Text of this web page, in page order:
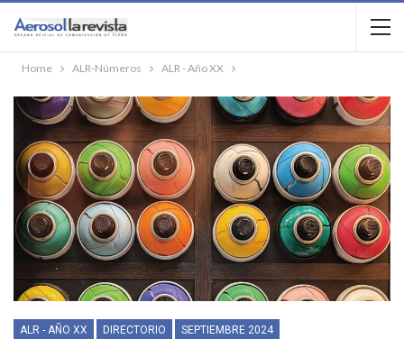
Home ALR-Números ALR - Año XX
ALR - AÑO XX DIRECTORIO SEPTIEMBRE 2024